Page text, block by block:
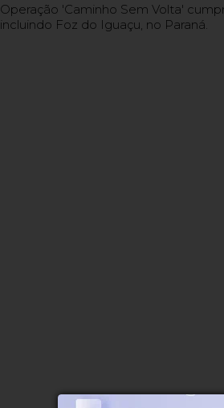
Operação 'Caminho Sem Volta'
incluindo Foz do Iguaçu, no Paraná.